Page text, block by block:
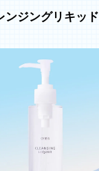
ンジングリキッド